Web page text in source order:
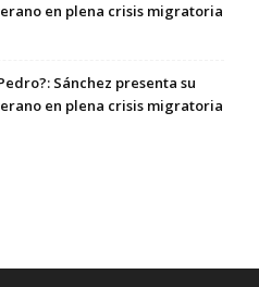
en plena crisis migratoria
Sánchez presenta su
en plena crisis migratoria